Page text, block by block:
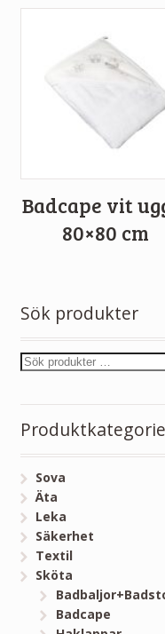
Badcape vit
80×80 cm
Sök produkter
Sova
Äta
Leka
Säkerhet
Textil
Sköta
Badcape